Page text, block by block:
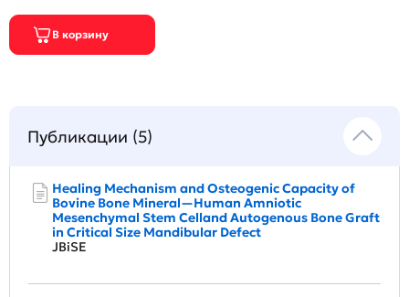
Публикации (5)
Healing Mechanism and Osteogenic Capacity of
Bovine Bone Mineral—Human Amniotic
Mesenchymal Stem Celland Autogenous Bone Graft
in Critical Size Mandibular Defect
JBiSE